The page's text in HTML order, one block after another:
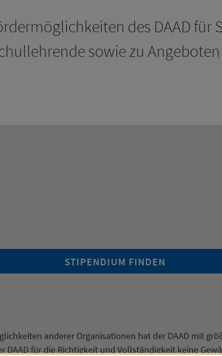
des DAAD für
sowie zu
STIPENDIUM FINDEN
anderer Organisationen hat der DAAD mit
für die Richtigkeit und Vollständigkeit keine